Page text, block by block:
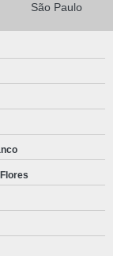
São Paulo